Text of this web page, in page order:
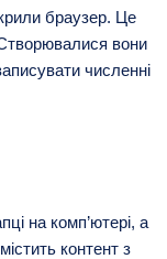
браузер. Це
вони
численні
на комп’ютері, а
контент з